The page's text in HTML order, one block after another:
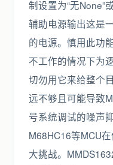
制设置为“无None”
辅助电源输出这是
的电源。慎用此功
不工作的情况下为
切勿用它来给整个
远不够且可能导致
号系统调试的噪声
M68HC16等MCU
大挑战。